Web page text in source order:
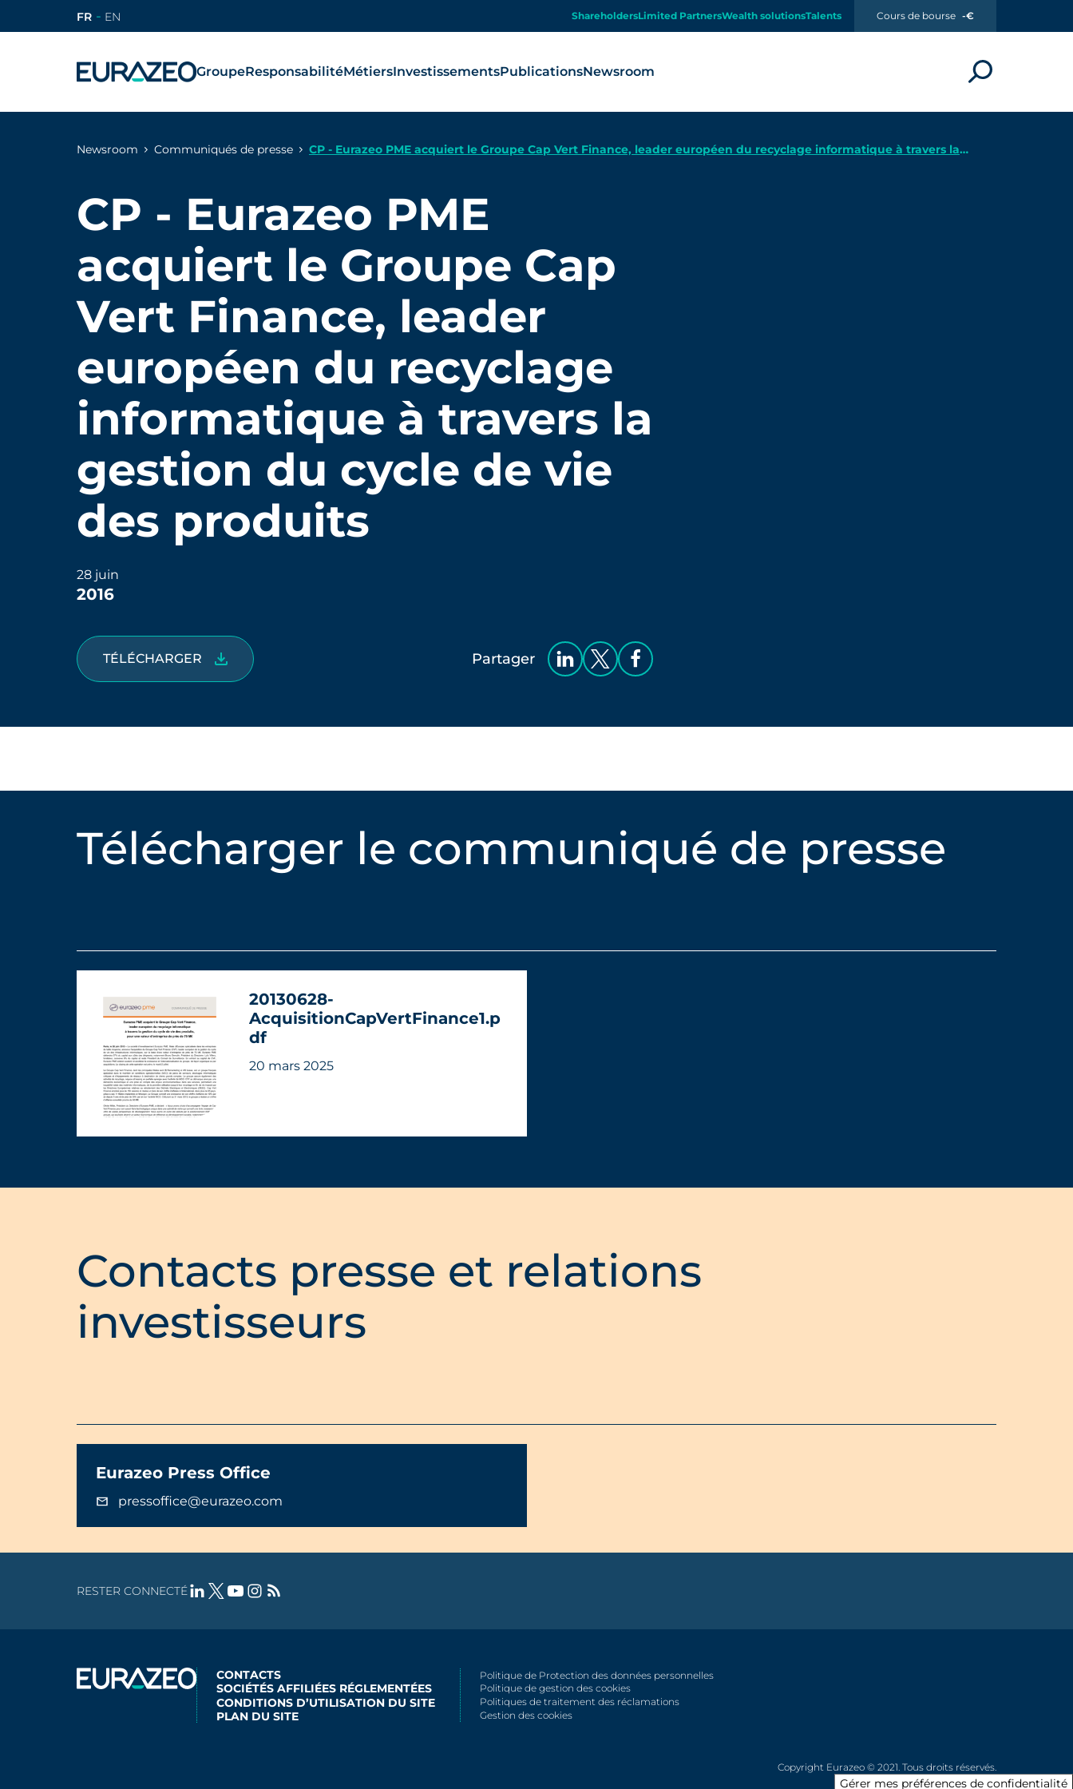
FR EN ShareholdersLimited PartnersWealth solutionsTalents Cours de bourse -€
GroupeResponsabilitéMétiersInvestissementsPublicationsNewsroom
Newsroom Communiqués de presse
CP - Eurazeo PME acquiert le Groupe Cap Vert Finance, leader européen du recyclage informatique à travers la
CP - Eurazeo PME
acquiert le Groupe Cap
Vert Finance, leader
européen du recyclage
informatique à travers la
gestion du cycle de vie
des produits
28 juin
2016
TÉLÉCHARGER Partager
Télécharger le communiqué de presse
20130628-
AcquisitionCapVertFinance1.p
df
20 mars 2025
Contacts presse et relations
investisseurs
Eurazeo Press Office
pressoffice@eurazeo.com
RESTER CONNECTÉ
CONTACTS
SOCIÉTÉS AFFILIÉES RÉGLEMENTÉES
CONDITIONS D’UTILISATION DU SITE
PLAN DU SITE
Politique de Protection des données personnelles
Politique de gestion des cookies
Politiques de traitement des réclamations
Gestion des cookies
Copyright Eurazeo © 2021. Tous droits réservés.
Gérer mes préférences de confidentialité